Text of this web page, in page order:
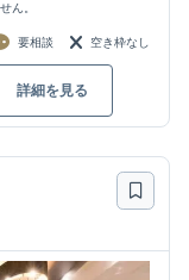
ん。
要相談 空き枠なし
詳細を見る